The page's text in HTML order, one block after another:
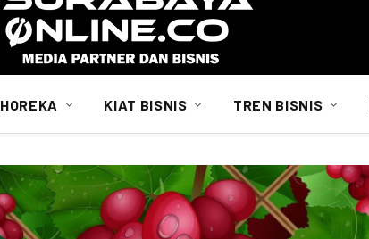
HOREKA KIAT BISNIS TREN BISNIS